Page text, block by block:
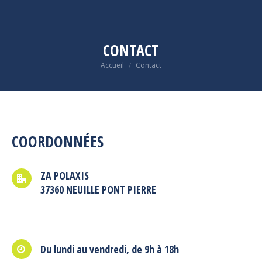
CONTACT
Vous êtes ici :
Accueil Contact
COORDONNÉES
ZA POLAXIS
37360 NEUILLE PONT PIERRE
Du lundi au vendredi, de 9h à 18h